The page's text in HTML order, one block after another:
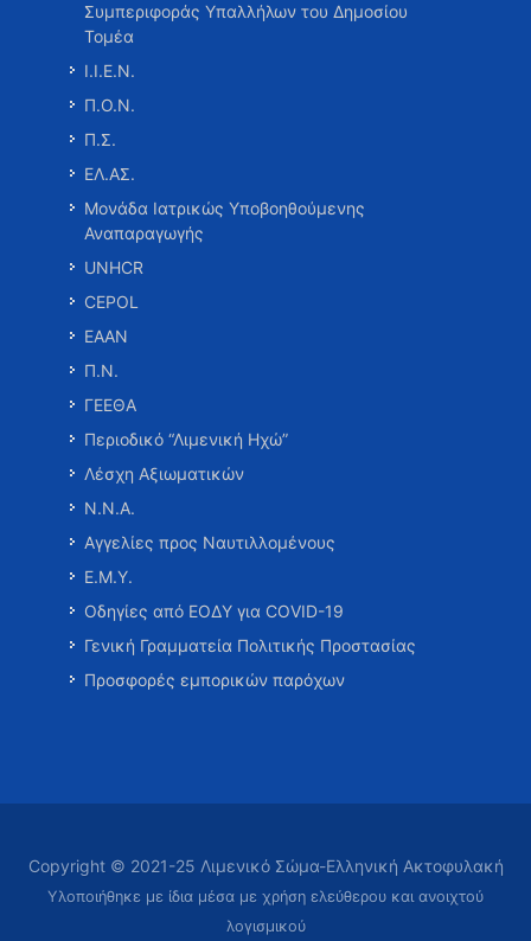
Συμπεριφοράς Υπαλλήλων του Δημοσίου
Τομέα
Ι.Ι.Ε.Ν.
Π.Ο.Ν.
Π.Σ.
ΕΛ.ΑΣ.
Μονάδα Ιατρικώς Υποβοηθούμενης
Αναπαραγωγής
UNHCR
CEPOL
ΕΑΑΝ
Π.Ν.
ΓΕΕΘΑ
Περιοδικό “Λιμενική Ηχώ”
Λέσχη Αξιωματικών
Ν.Ν.Α.
Αγγελίες προς Ναυτιλλομένους
Ε.Μ.Υ.
Οδηγίες από ΕΟΔΥ για COVID-19
Γενική Γραμματεία Πολιτικής Προστασίας
Προσφορές εμπορικών παρόχων
Copyright © 2021-25 Λιμενικό Σώμα-Ελληνική Ακτοφυλακή
Υλοποιήθηκε με ίδια μέσα με χρήση ελεύθερου και ανοιχτού
λογισμικού